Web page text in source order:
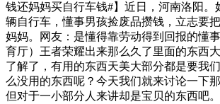
钱还妈妈买自行车钱#】近日，河南洛阳。
辆自行车，懂事男孩捡废品攒钱，立志要
妈妈。网友：是懂得靠劳动得到回报的懂
育厅）王者荣耀出来那么久了里面的东西
了解了，有用的东西天美大部分都是要我
么没用的东西呢？今天我们就来讨论一下
但对于一小部分人来讲却是宝贝的东西吧